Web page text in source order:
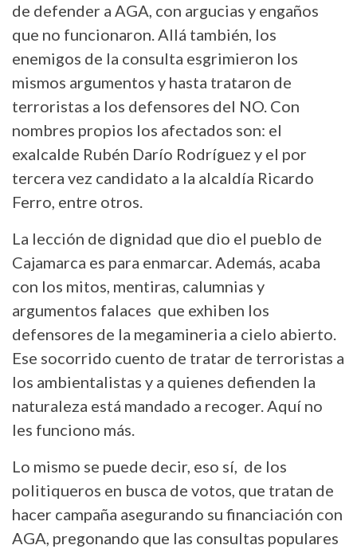
de defender a AGA, con argucias y engaños
que no funcionaron. Allá también, los
enemigos de la consulta esgrimieron los
mismos argumentos y hasta trataron de
terroristas a los defensores del NO. Con
nombres propios los afectados son: el
exalcalde Rubén Darío Rodríguez y el por
tercera vez candidato a la alcaldía Ricardo
Ferro, entre otros.
La lección de dignidad que dio el pueblo de
Cajamarca es para enmarcar. Además, acaba
con los mitos, mentiras, calumnias y
argumentos falaces que exhiben los
defensores de la megamineria a cielo abierto.
Ese socorrido cuento de tratar de terroristas a
los ambientalistas y a quienes defienden la
naturaleza está mandado a recoger. Aquí no
les funciono más.
Lo mismo se puede decir, eso sí, de los
politiqueros en busca de votos, que tratan de
hacer campaña asegurando su financiación con
AGA, pregonando que las consultas populares